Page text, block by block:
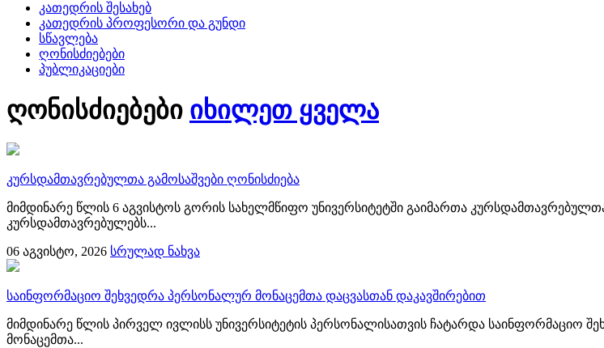
კათედრის შესახებ
კათედრის პროფესორი და გუნდი
სწავლება
ღონისძიებები
პუბლიკაციები
ღონისძიებები იხილეთ ყველა
კურსდამთავრებულთა გამოსაშვები ღონისძიება
მიმდინარე წლის 6 აგვისტოს გორის სახელმწიფო უნივერსიტეტში გაიმართა
კურსდამთავრებულებს...
06 აგვისტო, 2026 სრულად ნახვა
საინფორმაციო შეხვედრა პერსონალურ მონაცემთა დაცვასთან დაკავშირებით
მიმდინარე წლის პირველ ივლისს უნივერსიტეტის პერსონალისათვის ჩატარდა საინფორმაციო
მონაცემთა...